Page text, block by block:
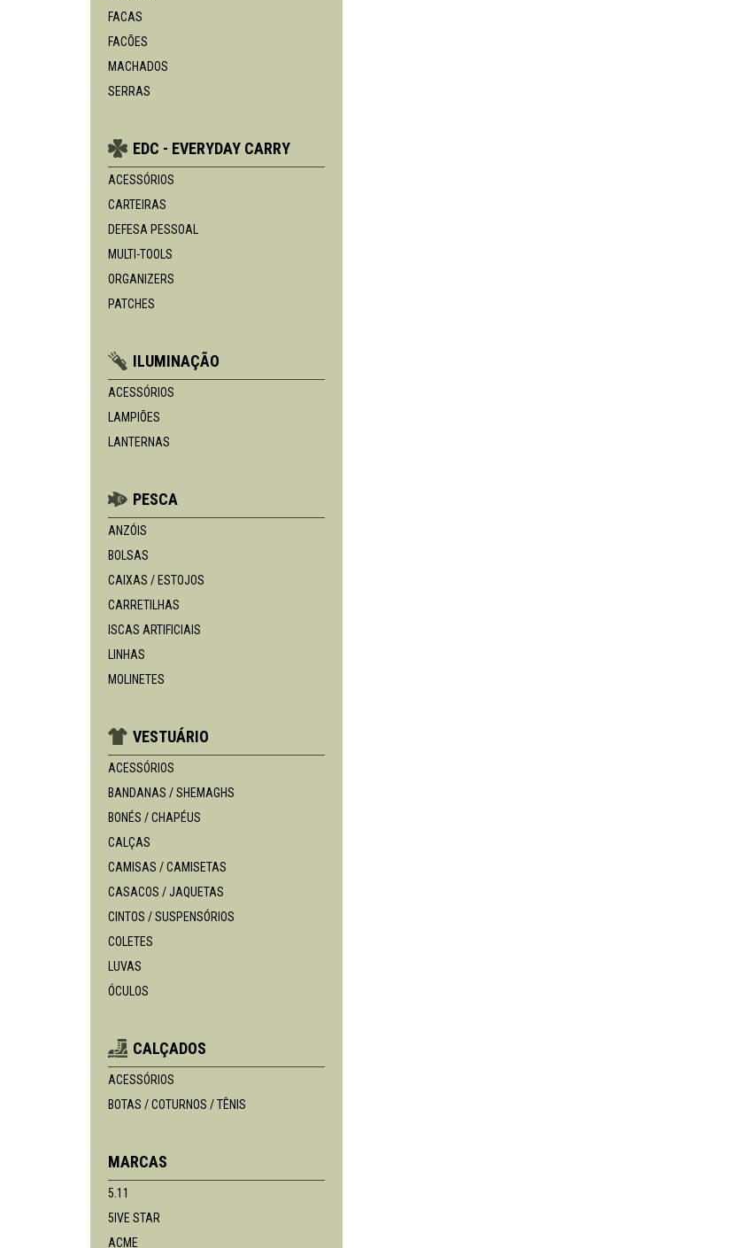
FACAS
FACÕES
MACHADOS
SERRAS
EDC - EVERYDAY CARRY
ACESSÓRIOS
CARTEIRAS
DEFESA PESSOAL
MULTI-TOOLS
ORGANIZERS
PATCHES
ILUMINAÇÃO
ACESSÓRIOS
LAMPIÕES
LANTERNAS
PESCA
ANZÓIS
BOLSAS
CAIXAS / ESTOJOS
CARRETILHAS
ISCAS ARTIFICIAIS
LINHAS
MOLINETES
VESTUÁRIO
ACESSÓRIOS
BANDANAS / SHEMAGHS
BONÉS / CHAPÉUS
CALÇAS
CAMISAS / CAMISETAS
CASACOS / JAQUETAS
CINTOS / SUSPENSÓRIOS
COLETES
LUVAS
ÓCULOS
CALÇADOS
ACESSÓRIOS
BOTAS / COTURNOS / TÊNIS
MARCAS
5.11
5IVE STAR
ACME